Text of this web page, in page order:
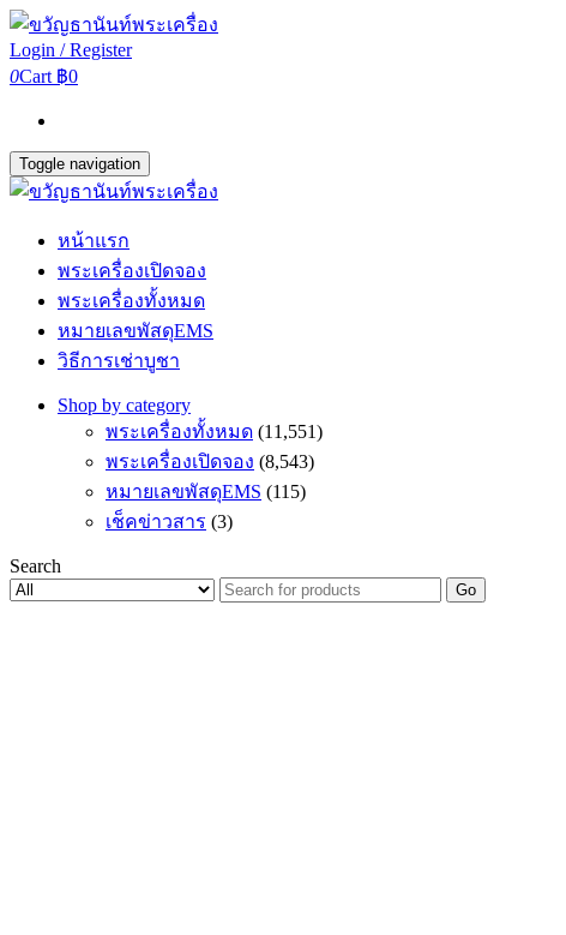
Login / Register
0Cart ฿0
Toggle navigation
หน้าแรก
พระเครื่องเปิดจอง
พระเครื่องทั้งหมด
หมายเลขพัสดุEMS
วิธีการเช่าบูชา
Shop by category
พระเครื่องทั้งหมด (11,551)
พระเครื่องเปิดจอง (8,543)
หมายเลขพัสดุEMS (115)
เช็คข่าวสาร (3)
Search
Go